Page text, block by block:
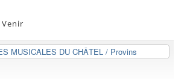
MUSICALES DU CHÂTEL / Provins